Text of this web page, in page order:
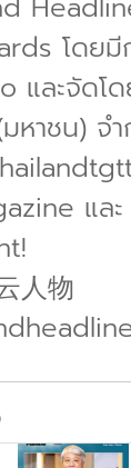
โดย
และจัดโ
มหาชน) จ
แล
人物